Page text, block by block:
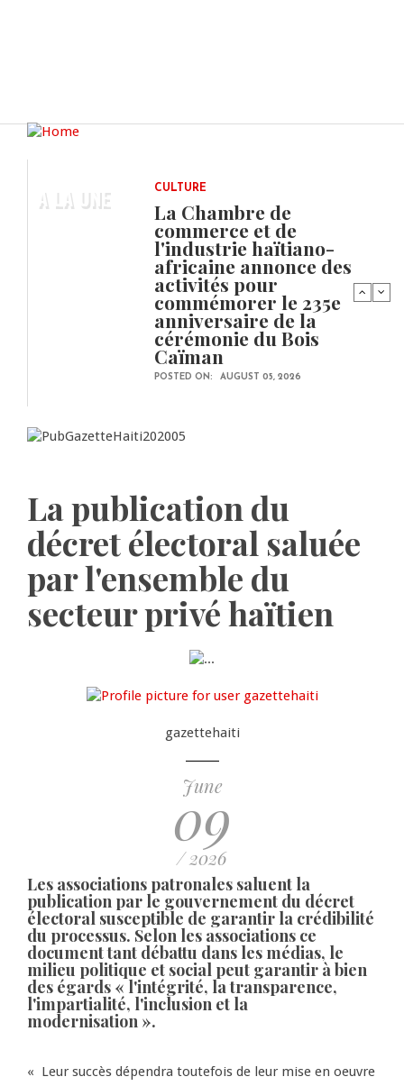
A LA UNE CULTURE
La Chambre de
commerce et de
l'industrie haïtiano-
africaine annonce des
activités pour
commémorer le 235e
anniversaire de la
cérémonie du Bois
Caïman
POSTED ON: AUGUST 05, 2026
La publication du
décret électoral saluée
par l'ensemble du
secteur privé haïtien
gazettehaiti
June
09
/ 2026
Les associations patronales saluent la
publication par le gouvernement du décret
électoral susceptible de garantir la crédibilité
du processus. Selon les associations ce
document tant débattu dans les médias, le
milieu politique et social peut garantir à bien
des égards « l'intégrité, la transparence,
l'impartialité, l'inclusion et la
modernisation ».
« Leur succès dépendra toutefois de leur mise en oeuvre